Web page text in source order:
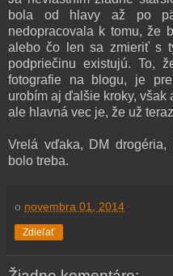
bola od hlavy až po
nedopracovala k tomu, že
alebo čo len sa zmieriť s
podpriečinu existujú. To,
fotografie na blogu, je
urobím aj ďalšie kroky, však
ale hlavná vec je, že už
Vrelá vďaka, DM
bolo treba.
o novembra 01, 2014
Zdieľať